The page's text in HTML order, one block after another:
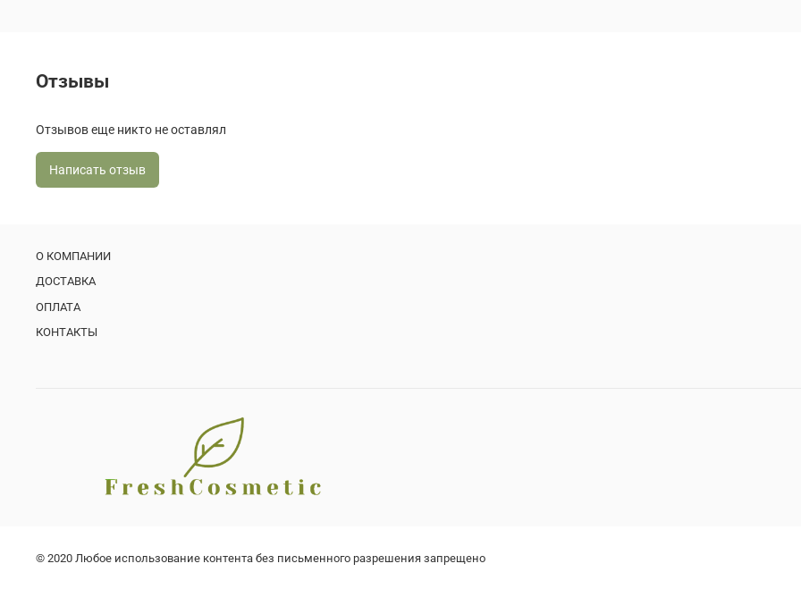
Отзывы
Отзывов еще никто не оставлял
Написать отзыв
О КОМПАНИИ
ДОСТАВКА
ОПЛАТА
КОНТАКТЫ
© 2020 Любое использование контента без письменного разрешения запрещено